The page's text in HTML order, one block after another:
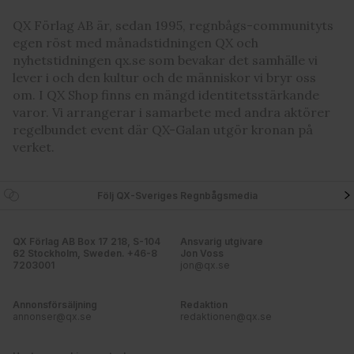
QX Förlag AB är, sedan 1995, regnbågs-communityts
egen röst med månadstidningen QX och
nyhetstidningen qx.se som bevakar det samhälle vi
lever i och den kultur och de människor vi bryr oss
om. I QX Shop finns en mängd identitetsstärkande
varor. Vi arrangerar i samarbete med andra aktörer
regelbundet event där QX-Galan utgör kronan på
verket.
Följ QX-Sveriges Regnbågsmedia
QX Förlag AB Box 17 218, S-104
62 Stockholm, Sweden. +46-8
7203001
Ansvarig utgivare
Jon Voss
jon@qx.se
Annonsförsäljning
annonser@qx.se
Redaktion
redaktionen@qx.se